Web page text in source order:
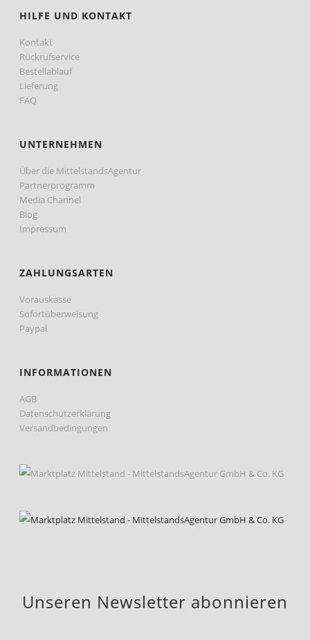
HILFE UND KONTAKT
Kontakt
Rückrufservice
Bestellablauf
Lieferung
FAQ
UNTERNEHMEN
Über die MittelstandsAgentur
Partnerprogramm
Media Channel
Blog
Impressum
ZAHLUNGSARTEN
Vorauskasse
Sofortüberweisung
Paypal
INFORMATIONEN
AGB
Datenschutzerklärung
Versandbedingungen
Unseren Newsletter abonnieren